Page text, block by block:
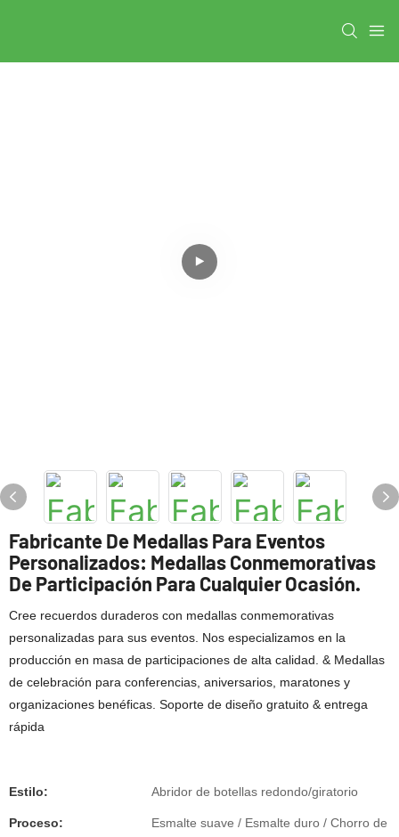
Fabricante De Medallas Para Eventos
Personalizados: Medallas Conmemorativas
De Participación Para Cualquier Ocasión.
Cree recuerdos duraderos con medallas conmemorativas
personalizadas para sus eventos. Nos especializamos en la
producción en masa de participaciones de alta calidad. & Medallas
de celebración para conferencias, aniversarios, maratones y
organizaciones benéficas. Soporte de diseño gratuito & entrega
rápida
Estilo: Abridor de botellas redondo/giratorio
Proceso:
Esmalte suave / Esmalte duro / Chorro de